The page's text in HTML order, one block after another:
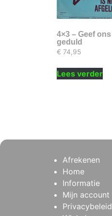
4×3 – Geef ons
geduld
€ 74,95
Lees verder
Afrekenen
Home
Informatie
Mijn account
Privacybeleid